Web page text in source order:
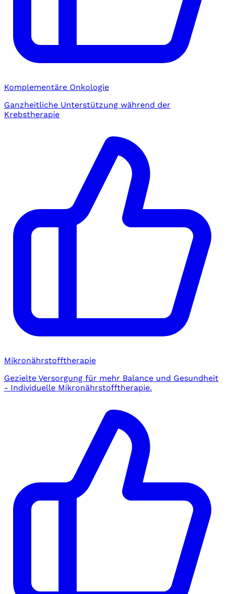
Komplementäre Onkologie
Ganzheitliche Unterstützung während der
Krebstherapie
Mikronährstofftherapie
Gezielte Versorgung für mehr Balance und Gesundheit
- Individuelle Mikronährstofftherapie.